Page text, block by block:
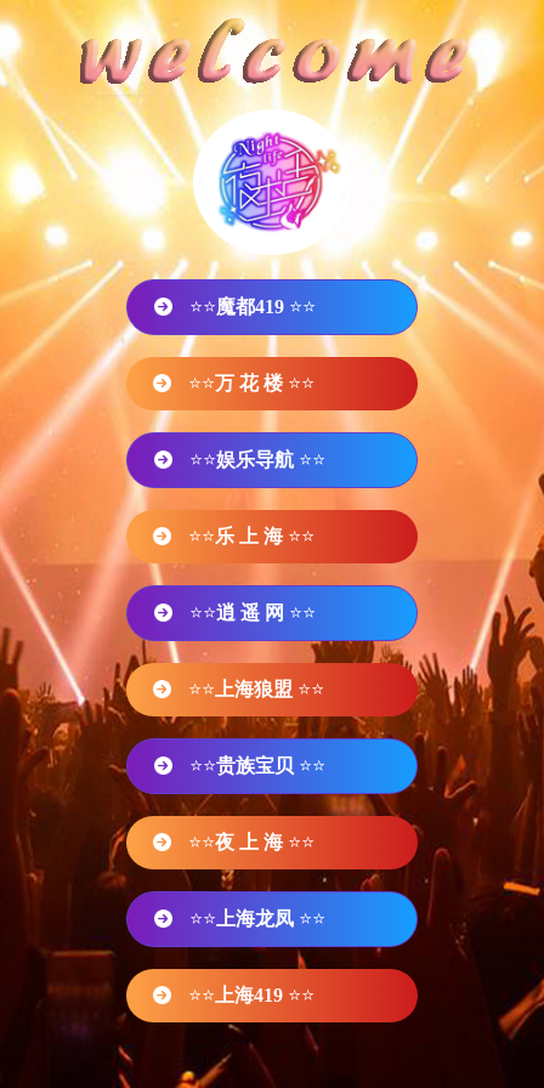
⭐⭐魔都419 ⭐⭐
⭐⭐万 花 楼 ⭐⭐
⭐⭐娱乐导航 ⭐⭐
⭐⭐乐 上 海 ⭐⭐
⭐⭐逍 遥 网 ⭐⭐
⭐⭐ 上海狼盟 ⭐⭐
⭐⭐贵族宝贝 ⭐⭐
⭐⭐夜 上 海 ⭐⭐
⭐⭐ 上海龙凤 ⭐⭐
⭐⭐ 上海419 ⭐⭐